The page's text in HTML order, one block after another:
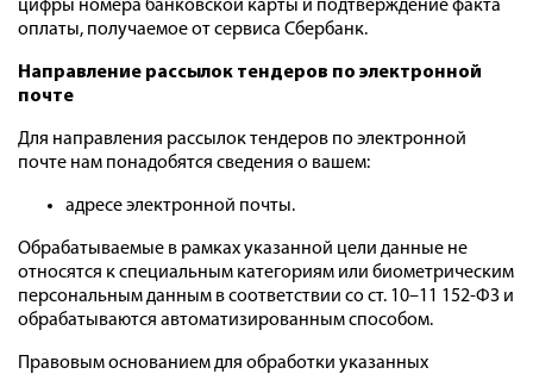
цифры номера банковской карты и подтверждение факта
оплаты, получаемое от сервиса Сбербанк.
Направление рассылок тендеров по электронной
почте
Для направления рассылок тендеров по электронной
почте нам понадобятся сведения о вашем:
адресе электронной почты.
Обрабатываемые в рамках указанной цели данные не
относятся к специальным категориям или биометрическим
персональным данным в соответствии со ст. 10–11 152-ФЗ и
обрабатываются автоматизированным способом.
Правовым основанием для обработки указанных